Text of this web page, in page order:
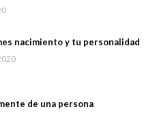
nacimiento y tu personalidad
de una persona